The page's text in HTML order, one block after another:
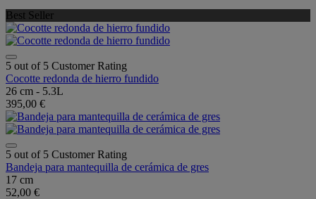
Best Seller
5 out of 5 Customer Rating
Cocotte redonda de hierro fundido
26 cm - 5.3L
395,00 €
5 out of 5 Customer Rating
Bandeja para mantequilla de cerámica de gres
17 cm
52,00 €